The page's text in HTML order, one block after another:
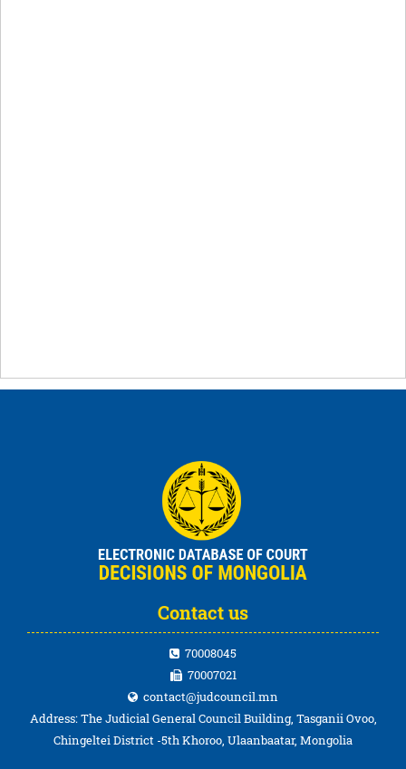
Contact us
70008045
70007021
contact@judcouncil.mn
Address: The Judicial General Council Building, Tasganii Ovoo,
Chingeltei District -5th Khoroo, Ulaanbaatar, Mongolia